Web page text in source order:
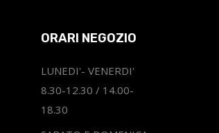
ORARI NEGOZIO
LUNEDI'- VENERDI'
8.30-12.30 / 14.00-
18.30